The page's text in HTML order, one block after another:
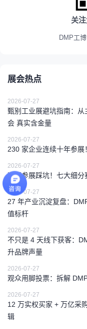
关
DMP工
展会热点
2026-07-27
甄别工业展避坑指南：
会 真实含金量
2026-07-27
230 家企业连续十年参
2026-07-27
避开参展踩坑！七大细
2026-07-27
27 年产业沉淀复盘：
值标杆
2026-07-27
不只是 4 天线下获客：
升品牌声量
2026-07-27
观众用脚投票：拆解
2026-07-27
12 万实权买家 + 万亿采
辑